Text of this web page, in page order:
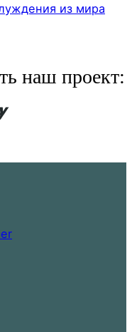
из мира
наш проект: